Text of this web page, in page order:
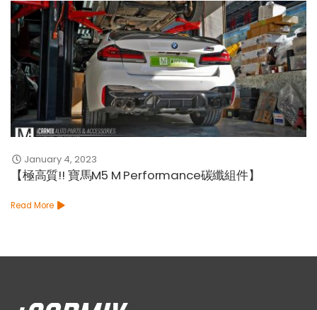
January 4, 2023
【極高質!! 寶馬M5 M Performance碳纖組件】
Read More